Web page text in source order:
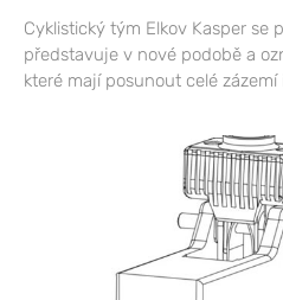
Cyklistický tým Elkov Kasper se
představuje v nové podobě a
které mají posunout celé